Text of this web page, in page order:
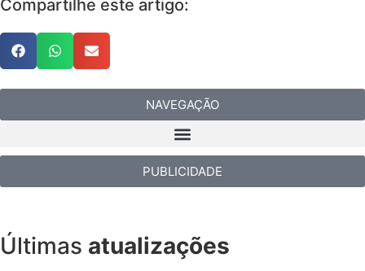
Compartilhe este artigo:
NAVEGAÇÃO
PUBLICIDADE
Últimas atualizações